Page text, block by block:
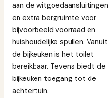
aan de witgoedaansluitingen
en extra bergruimte voor
bijvoorbeeld voorraad en
huishoudelijke spullen. Vanuit
de bijkeuken is het toilet
bereikbaar. Tevens biedt de
bijkeuken toegang tot de
achtertuin.